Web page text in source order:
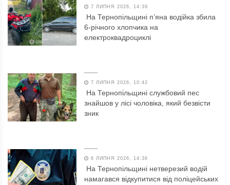
7 ЛИПНЯ 2026, 14:39
На Тернопільщині п’яна водійка збила
6-річного хлопчика на
електроквадроциклі
7 ЛИПНЯ 2026, 10:42
На Тернопільщині службовий пес
знайшов у лісі чоловіка, який безвісти
зник
6 ЛИПНЯ 2026, 14:36
На Тернопільщині нетверезий водій
намагався відкупитися від поліцейських